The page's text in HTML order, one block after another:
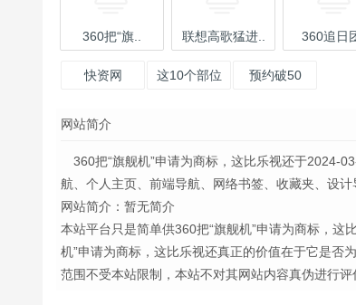
360把“旗.. 联想高歌猛进.. 360追日
快资网
这10个部位
要扣
预约破50
网站简介
360把“旗舰机”申请为商标，这比乐视还于2024-
航、个人主页、前端导航、网络书签、收藏夹、设
网站简介：暂无简介
本站平台只是简单供360把“旗舰机”申请为商标，
机”申请为商标，这比乐视还真正的价值在于它是否
范围不受本站限制，本站不对其网站内容真伪进行